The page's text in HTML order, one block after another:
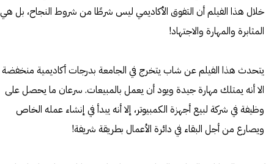
خلال هذا الفيلم أن التفوق الأكاديمي ليس شرطًا من شروط النجاح، بل هي
المثابرة والمهارة والاجتهاد!
يتحدث هذا الفيلم عن شاب يتخرج في الجامعة بدرجات أكاديمية منخفضة
الا أنه يمتلك مهارة جيدة ويود أن يعمل بالمبيعات. سرعان ما يحصل على
وظيفة في شركة لبيع أجهزة الكمبيوتر، إلا أنه يبدأ في إنشاء عمله الخاص
ويصارع من أجل البقاء في دائرة الأعمال بطريقة شريفة!